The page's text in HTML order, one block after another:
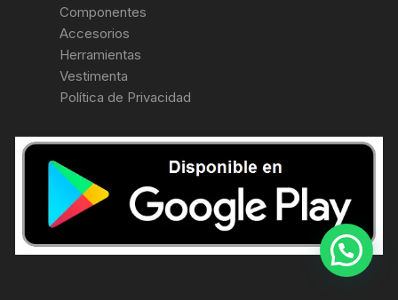
Componentes
Accesorios
Herramientas
Vestimenta
Política de Privacidad